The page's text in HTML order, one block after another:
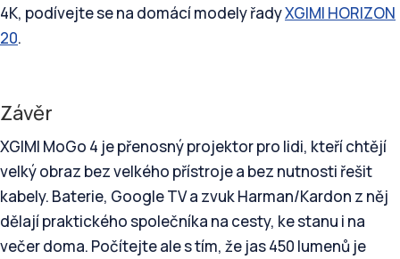
4K, podívejte se na domácí modely řadyXGIMI HORIZON
20.
Závěr
XGIMI MoGo 4 je přenosný projektor pro lidi, kteří chtějí
velký obraz bez velkého přístroje a bez nutnosti řešit
kabely. Baterie, Google TV a zvuk Harman/Kardon z něj
dělají praktického společníka na cesty, ke stanu i na
večer doma. Počítejte ale s tím, že jas 450 lumenů je